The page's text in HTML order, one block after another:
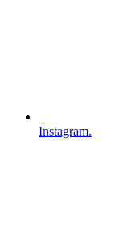
Instagram.